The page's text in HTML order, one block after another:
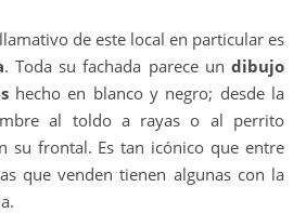
de este local en particular es
. Toda su fachada parece un dibujo
hecho en blanco y negro; desde la
al toldo a rayas o al perrito
su frontal. Es tan icónico que entre
que venden tienen algunas con la